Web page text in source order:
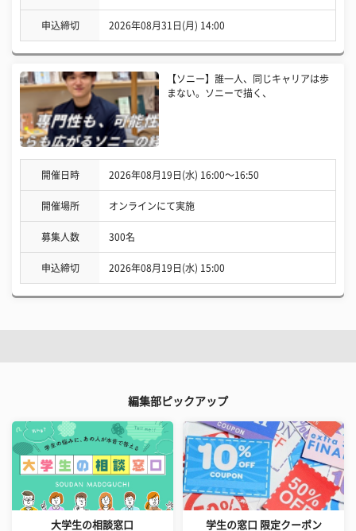
申込締切 2026年08月31日(月) 14:00
【ソニー】誰一人、同じキャリアは歩
まない。ソニーで描く、
開催日時 2026年08月19日(水) 16:00〜16:50
開催場所 オンラインにて実施
募集人数 300名
申込締切 2026年08月19日(水) 15:00
編集部ピックアップ
大学生の相談窓口 学生の窓口 限定クーポン